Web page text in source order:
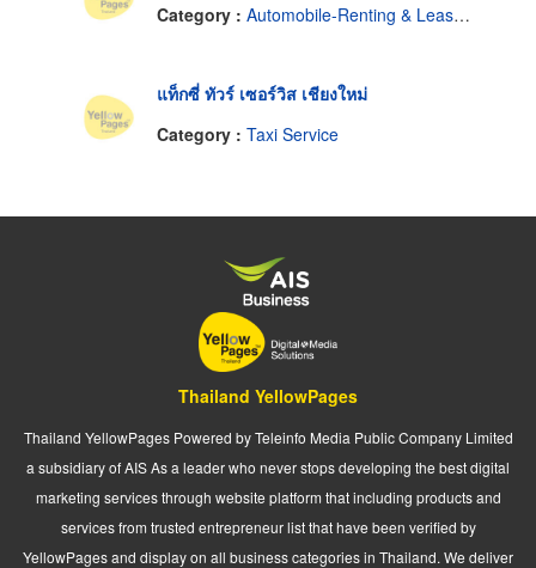
Category : Automobile-Renting & Leasing
แท็กซี่ ทัวร์ เซอร์วิส เชียงใหม่
Category : Taxi Service
Thailand YellowPages
Thailand YellowPages Powered by Teleinfo Media Public Company Limited
a subsidiary of AIS As a leader who never stops developing the best digital
marketing services through website platform that including products and
services from trusted entrepreneur list that have been verified by
YellowPages and display on all business categories in Thailand. We deliver